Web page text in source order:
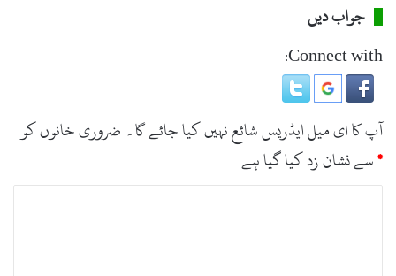
جواب دیں
Connect with:
آپ کا ای میل ایڈریس شائع نہیں کیا جائے گا۔ ضروری خانوں کو
*سے نشان زد کیا گیا ہے